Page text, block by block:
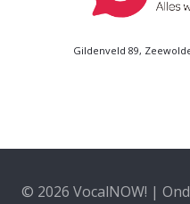
Gildenveld 89,
© 2026 VocalNOW! |